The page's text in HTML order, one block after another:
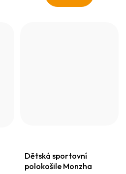
Dětská sportovní
polokošile Monzha